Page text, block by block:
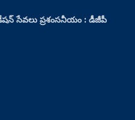
సేవలు ప్రశంసనీయం : డీజీపీ